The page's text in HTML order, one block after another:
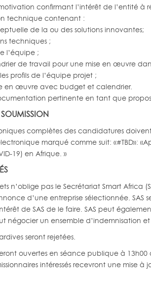
confirmant l’intérêt de l’entité à
technique contenant :
de la ou des solutions innovantes;
techniques ;
l’équipe ;
de travail pour une mise en œuvre
profils de l’équipe projet ;
en œuvre avec budget et calendrier.
pertinente en tant que
complètes des candidatures
marqué comme suit: «#TBD»:
19) en Afrique. »
n’oblige pas le Secrétariat Smart Africa
d’une entreprise sélectionnée. SAS
de SAS de le faire. SAS peut
négocier un ensemble d’indemnisation
seront rejetées.
ouvertes en séance publique à
intéressés recevront une mise